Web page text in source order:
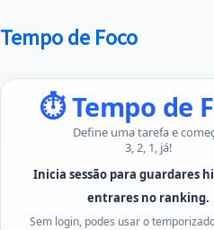
Tempo de Foco
⏱ Tempo de
Define uma tarefa e
3, 2, 1, já!
Inicia sessão para guardares
entrares no ranking.
Sem login, podes usar o